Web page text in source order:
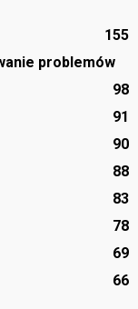
155
problemów
98
91
90
88
83
78
69
66